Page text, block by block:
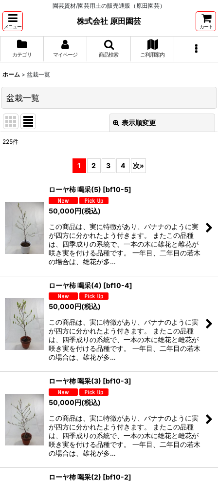
園芸資材/園芸用土の販売通販（原田園芸）
メニュー
株式会社 原田園芸
カート
カテゴリ マイページ 商品検索 ご利用案内
ホーム > 盆栽一覧
盆栽一覧
表示順変更
絞り込む
225件
1 2 3 4 次»
ローヤ柿 喝采(5) [bf10-5]
50,000円(税込)
この商品は、実に特徴があり、バナナのように実
が四方に分かれたよう付きます。 またこの品種
は、四季成りの系統で、一本の木に雄花と雌花が
咲き実を付ける品種です。 一年目、二年目の若木
の場合は、雄花が多…
ローヤ柿 喝采(4) [bf10-4]
50,000円(税込)
この商品は、実に特徴があり、バナナのように実
が四方に分かれたよう付きます。 またこの品種
は、四季成りの系統で、一本の木に雄花と雌花が
咲き実を付ける品種です。 一年目、二年目の若木
の場合は、雄花が多…
ローヤ柿 喝采(3) [bf10-3]
50,000円(税込)
この商品は、実に特徴があり、バナナのように実
が四方に分かれたよう付きます。 またこの品種
は、四季成りの系統で、一本の木に雄花と雌花が
咲き実を付ける品種です。 一年目、二年目の若木
の場合は、雄花が多…
ローヤ柿 喝采(2) [bf10-2]